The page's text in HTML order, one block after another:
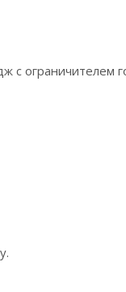
с ограничителем